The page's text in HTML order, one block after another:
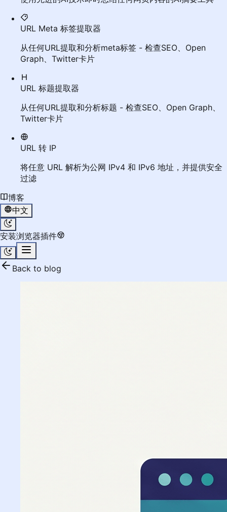
URL Meta 标签提取器
从任何URL提取和分析meta标签 - 检查SEO、Open
Graph、Twitter卡片
URL 标题提取器
从任何URL提取和分析标题 - 检查SEO、Open Graph、
Twitter卡片
URL 转 IP
将任意 URL 解析为公网 IPv4 和 IPv6 地址，并提供安全
过滤
博客
中文
安装浏览器插件
Back to blog